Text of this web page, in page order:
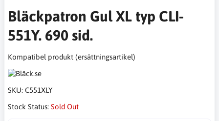
Bläckpatron Gul XL typ CLI-
551Y. 690 sid.
Kompatibel produkt (ersättningsartikel)
SKU: C551XLY
Stock Status: Sold Out